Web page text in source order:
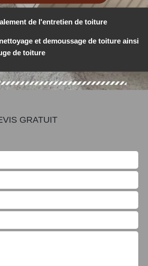
de l'entretien de toiture
et demoussage de toiture ainsi
de toiture
GRATUIT